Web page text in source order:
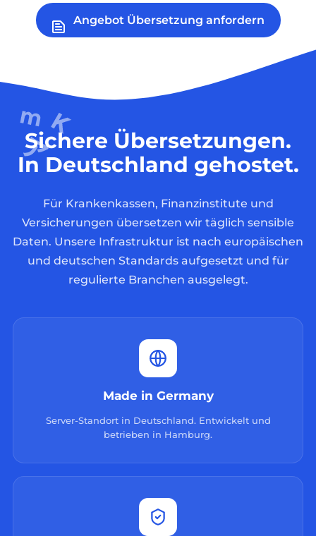
Angebot Übersetzung anfordern
Sichere Übersetzungen.
In Deutschland gehostet.
Für Krankenkassen, Finanzinstitute und
Versicherungen übersetzen wir täglich sensible
Daten. Unsere Infrastruktur ist nach europäischen
und deutschen Standards aufgesetzt und für
regulierte Branchen ausgelegt.
Made in Germany
Server-Standort in Deutschland. Entwickelt und
betrieben in Hamburg.